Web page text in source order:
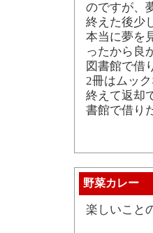
のですが、
終えた後少
本当に夢を
ったから良
図書館で借
2冊はムッ
終えて返却
書館で借り
野菜カレー
楽しいこと